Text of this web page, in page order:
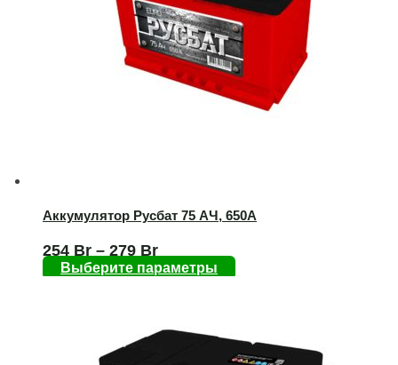
Аккумулятор Русбат 75 AЧ, 650А
254 Br – 279 Br
Выберите параметры